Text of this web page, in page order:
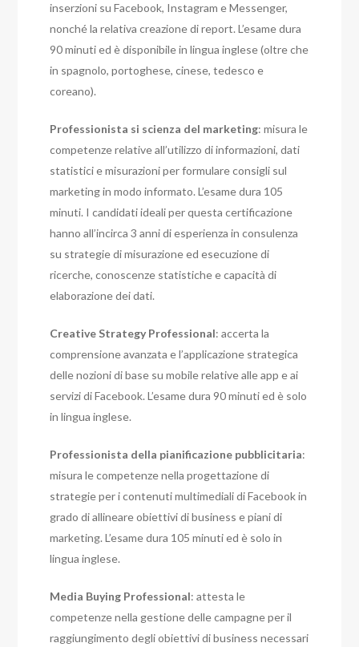
inserzioni su Facebook, Instagram e Messenger,
nonché la relativa creazione di report. L’esame dura
90 minuti ed è disponibile in lingua inglese (oltre che
in spagnolo, portoghese, cinese, tedesco e
coreano).
Professionista si scienza del marketing: misura le
competenze relative all’utilizzo di informazioni, dati
statistici e misurazioni per formulare consigli sul
marketing in modo informato. L’esame dura 105
minuti. I candidati ideali per questa certificazione
hanno all’incirca 3 anni di esperienza in consulenza
su strategie di misurazione ed esecuzione di
ricerche, conoscenze statistiche e capacità di
elaborazione dei dati.
Creative Strategy Professional: accerta la
comprensione avanzata e l’applicazione strategica
delle nozioni di base su mobile relative alle app e ai
servizi di Facebook. L’esame dura 90 minuti ed è solo
in lingua inglese.
Professionista della pianificazione pubblicitaria:
misura le competenze nella progettazione di
strategie per i contenuti multimediali di Facebook in
grado di allineare obiettivi di business e piani di
marketing. L’esame dura 105 minuti ed è solo in
lingua inglese.
Media Buying Professional: attesta le
competenze nella gestione delle campagne per il
raggiungimento degli obiettivi di business necessari